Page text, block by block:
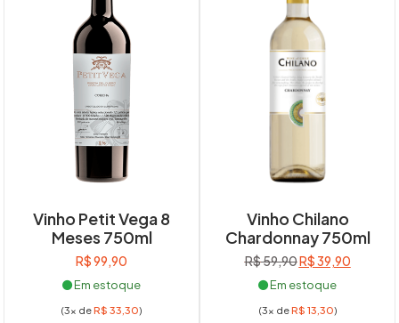
Vinho Petit Vega 8
Meses 750ml
R$99,90
Em estoque
(3x deR$ 33,30)
Vinho Chilano
Chardonnay 750ml
R$59,90O
preço
original
era:
R$39,90O
Em estoque
(3x deR$ 13,30)